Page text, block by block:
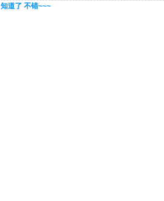
知道了 不错~~~